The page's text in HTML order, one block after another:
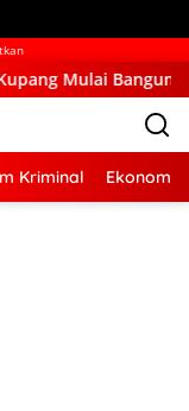
Kupang Barat
Kriminal Ekonomi